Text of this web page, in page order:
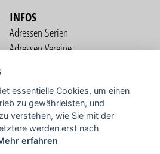
INFOS
Adressen Serien
Adressen Vereine
COMMUNITY
essentielle Cookies, um einen
zu gewährleisten, und
verstehen, wie Sie mit der
werden erst nach
erfahren